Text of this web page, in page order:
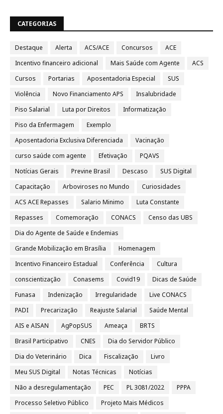
CATEGORIAS
Destaque Alerta ACS/ACE Concursos
ACE
Incentivo financeiro adicional
Mais Saúde com Agente
ACS
Cursos
Portarias Aposentadoria Especial
SUS
Violência
Novo Financiamento APS
Insalubridade
Piso Salarial
Luta por Direitos
Informatização
Piso da Enfermagem
Exemplo
Aposentadoria Exclusiva Diferenciada
Vacinação
curso saúde com agente
Efetivação
PQAVS
Notícias Gerais
Previne Brasil Descaso
SUS Digital
Capacitação
Arboviroses no Mundo
Curiosidades
ACS ACE Repasses
Salario Minimo
Luta Constante
Repasses
Comemoração CONACS
Censo das UBS
Dia do Agente de Saúde e Endemias
Grande Mobilização em Brasília
Homenagem
Incentivo Financeiro Estadual
Conferência
Cultura
conscientização
Conasems Covid19
Dicas de Saúde
Funasa
Indenização Irregularidade
Live CONACS
PADI
Precarização Reajuste Salarial
Saúde Mental
AIS e AISAN
AgPopSUS Ameaça
BRTS
Brasil Participativo
CNES
Dia do Servidor Público
Dia do Veterinário
Dica Fiscalização
Livro
Meu SUS Digital
Notas Técnicas
Notícias
Não a desregulamentação
PEC PL 3081/2022
PPPA
Processo Seletivo Público
Projeto Mais Médicos